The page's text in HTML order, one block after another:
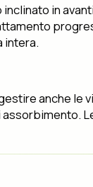
in
intera.
anche le